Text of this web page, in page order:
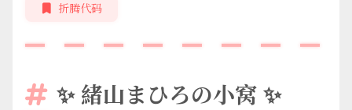
折腾代码
 ✨ 緒山まひろの小窝 ✨